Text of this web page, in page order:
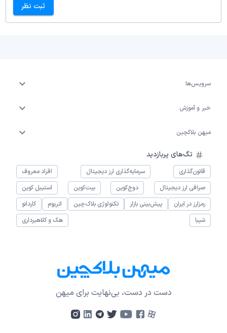
ثبت نظر
سرویس‌ها
خبر و آموزش
میهن بلاکچین
تگ‌های پربازدید
قانون‌گذاری سرمایه‌گذاری ارز دیجیتال
افراد معروف
صرافی ارز دیجیتال
دوج‌کوین بیت‌کوین
استیبل کوین
رمزارز در ایران
پیش‌بینی بازار تکنولوژی بلاک‌چین اتریوم
کاردانو
شیبا
هک و کلاهبرداری
دست در دست، بی‌نهایت برای میهن